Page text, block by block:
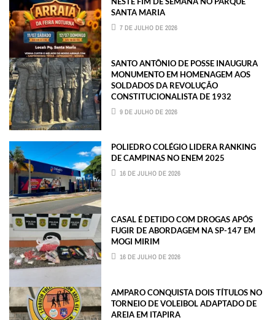
SANTA MARIA
7 DE JULHO DE 2026
SANTO ANTÔNIO DE POSSE INAUGURA
MONUMENTO EM HOMENAGEM AOS
SOLDADOS DA REVOLUÇÃO
CONSTITUCIONALISTA DE 1932
9 DE JULHO DE 2026
POLIEDRO COLÉGIO LIDERA RANKING
DE CAMPINAS NO ENEM 2025
16 DE JULHO DE 2026
CASAL É DETIDO COM DROGAS APÓS
FUGIR DE ABORDAGEM NA SP-147 EM
MOGI MIRIM
16 DE JULHO DE 2026
AMPARO CONQUISTA DOIS TÍTULOS NO
TORNEIO DE VOLEIBOL ADAPTADO DE
AREIA EM ITAPIRA